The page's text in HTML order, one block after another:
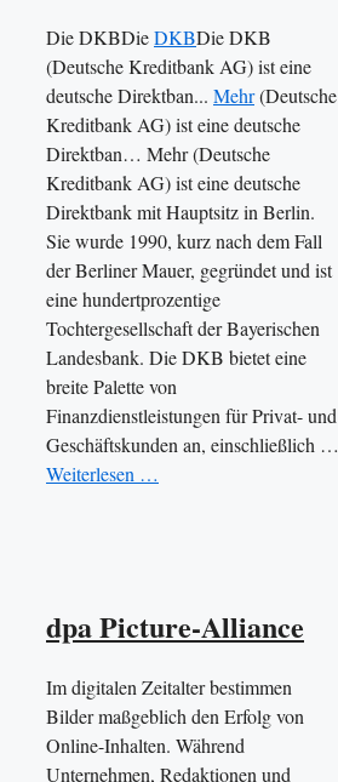
Die DKBDieDKBDie DKB
(Deutsche Kreditbank AG) ist eine
deutsche Direktban... Mehr(Deutsche
Kreditbank AG) ist eine deutsche
Direktban… Mehr (Deutsche
Kreditbank AG) ist eine deutsche
Direktbank mit Hauptsitz in Berlin.
Sie wurde 1990, kurz nach dem Fall
der Berliner Mauer, gegründet und ist
eine hundertprozentige
Tochtergesellschaft der Bayerischen
Landesbank. Die DKB bietet eine
breite Palette von
Finanzdienstleistungen für Privat- und
Geschäftskunden an, einschließlich …
Weiterlesen …
dpa Picture-Alliance
Im digitalen Zeitalter bestimmen
Bilder maßgeblich den Erfolg von
Online-Inhalten. Während
Unternehmen, Redaktionen und